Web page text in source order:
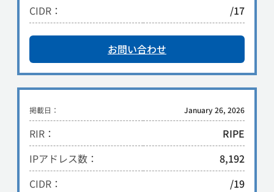
CIDR：
/17
お問い合わせ
掲載日： January 26, 2026
RIR：
RIPE
IPアドレス数：
8,192
CIDR：
/19